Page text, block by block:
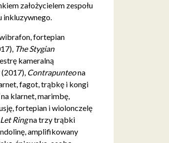
założycielem zespołu
inkluzywnego.
fortepian
The Stygian
kameralną
(2017), Contrapunteona
fagot, trąbkę i kongi
na klarnet, marimbę,
fortepian i wiolonczelę
Let Ringna trzy trąbki
amplifikowany